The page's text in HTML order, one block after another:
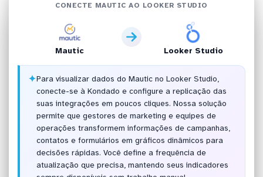
CONECTE MAUTIC AO LOOKER STUDIO
Mautic Looker Studio
✦Para visualizar dados do Mautic no Looker Studio,
conecte-se à Kondado e configure a replicação das
suas integrações em poucos cliques. Nossa solução
permite que gestores de marketing e equipes de
operações transformem informações de campanhas,
contatos e formulários em gráficos dinâmicos para
decisões rápidas. Você define a frequência de
atualização que precisa, mantendo seus indicadores